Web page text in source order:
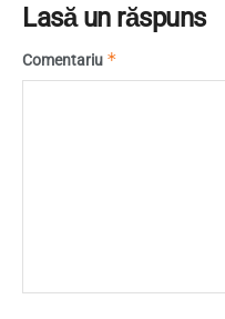
Lasă un răspuns
Comentariu *